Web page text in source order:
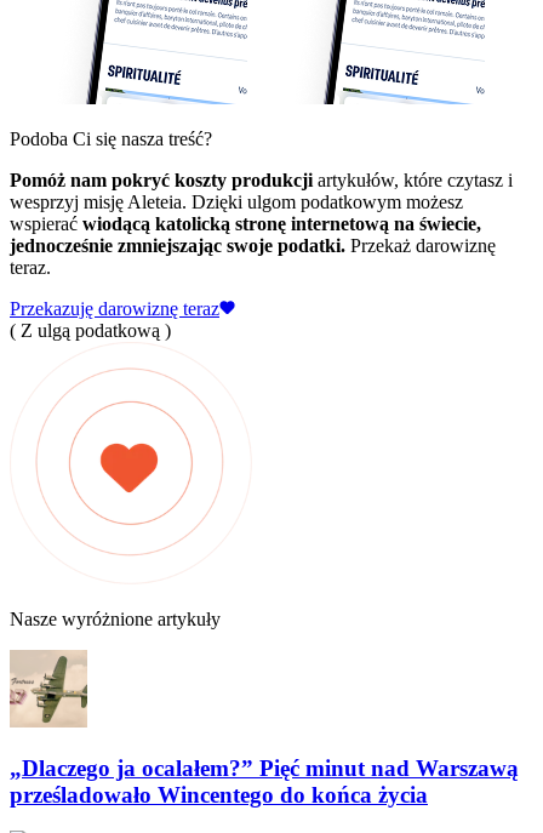
Podoba Ci się nasza treść?
Pomóż nam pokryć koszty produkcji artykułów, które czytasz i
wesprzyj misję Aleteia. Dzięki ulgom podatkowym możesz
wspierać wiodącą katolicką stronę internetową na świecie,
jednocześnie zmniejszając swoje podatki. Przekaż darowiznę
teraz.
Przekazuję darowiznę teraz
( Z ulgą podatkową )
Nasze wyróżnione artykuły
„Dlaczego ja ocalałem?” Pięć minut nad Warszawą
prześladowało Wincentego do końca życia